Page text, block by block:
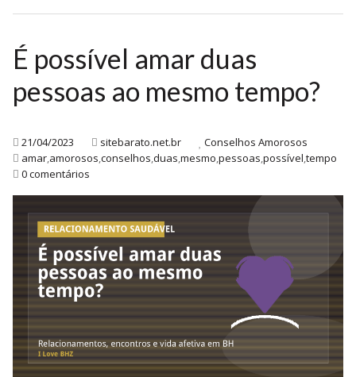
É possível amar duas
pessoas ao mesmo tempo?
21/04/2023 sitebarato.net.br
Conselhos Amorosos
amar,amorosos,conselhos,duas,mesmo,pessoas,possível,tempo
0 comentários